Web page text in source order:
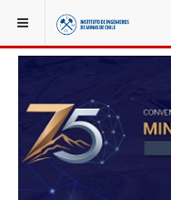
YOU ARE HERE: NOTICIAS